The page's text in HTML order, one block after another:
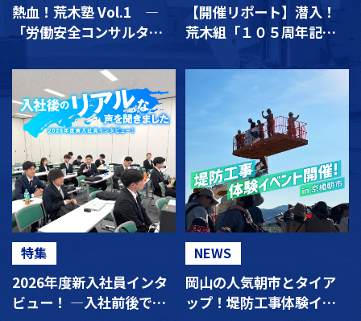
熱血！荒木塾 Vol.1 ―
「労働安全コンサルタン
【開催リポート】潜入！
荒木組「１０５周年記念
特集
2026年度新入社員インタ
ビュー！ ―入社前後で何
NEWS
岡山の人気朝市とタイア
ップ！堤防工事体験イベ